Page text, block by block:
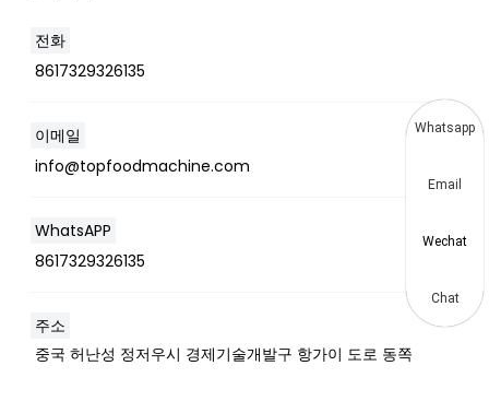
전화
8617329326135
이메일
info@topfoodmachine.com
WhatsAPP
8617329326135
주소
중국 허난성 정저우시 경제기술개발구 항가이 도로 동쪽
Whatsapp
Email
Wechat
Chat